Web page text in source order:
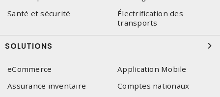
Santé et sécurité
Électrification des
transports
SOLUTIONS
eCommerce
Application Mobile
Assurance inventaire
Comptes nationaux